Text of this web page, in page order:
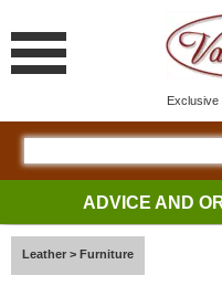
ADVICE AND
Leather > Furniture